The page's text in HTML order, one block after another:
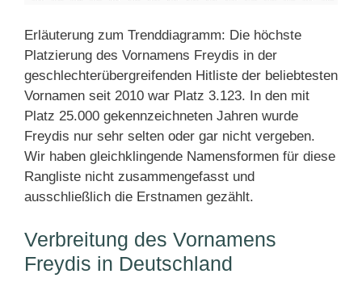
Erläuterung zum Trenddiagramm: Die höchste
Platzierung des Vornamens Freydis in der
geschlechterübergreifenden Hitliste der beliebtesten
Vornamen seit 2010 war Platz 3.123. In den mit
Platz 25.000 gekennzeichneten Jahren wurde
Freydis nur sehr selten oder gar nicht vergeben.
Wir haben gleichklingende Namensformen für diese
Rangliste nicht zusammengefasst und
ausschließlich die Erstnamen gezählt.
Verbreitung des Vornamens
Freydis in Deutschland